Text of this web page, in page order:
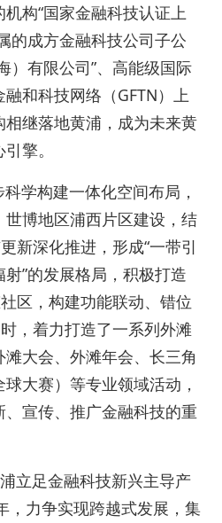
构“国家金融科技认证上
的成方金融科技公司子公
）有限公司”、高能级国际
和科技网络（GFTN）上
继落地黄浦，成为未来黄
擎。
学构建一体化空间布局，
博地区浦西片区建设，结
新深化推进，形成“一带引
”的发展格局，积极打造
区，构建功能联动、错位
，着力打造了一系列外滩
大会、外滩年会、长三角
大赛）等专业领域活动，
宣传、推广金融科技的重
立足金融科技新兴主导产
，力争实现跨越式发展，集